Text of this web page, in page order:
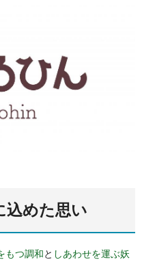
込めた思い
もつ調和と しあわせを運ぶ妖